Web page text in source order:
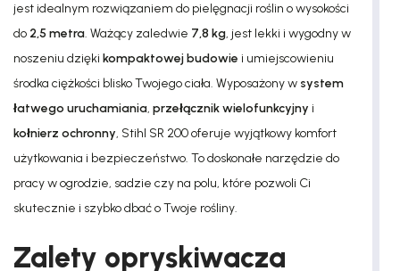
jest idealnym rozwiązaniem do pielęgnacji roślin o wysokości
do 2,5 metra. Ważący zaledwie 7,8 kg, jest lekki i wygodny w
noszeniu dzięki kompaktowej budowie i umiejscowieniu
środka ciężkości blisko Twojego ciała. Wyposażony w system
łatwego uruchamiania, przełącznik wielofunkcyjny i
kołnierz ochronny, Stihl SR 200 oferuje wyjątkowy komfort
użytkowania i bezpieczeństwo. To doskonałe narzędzie do
pracy w ogrodzie, sadzie czy na polu, które pozwoli Ci
skutecznie i szybko dbać o Twoje rośliny.
Zalety opryskiwacza